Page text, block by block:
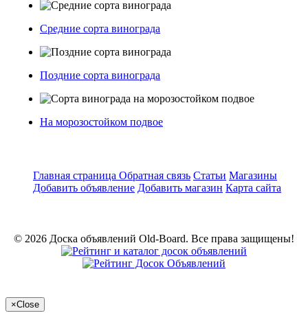
Средние сорта винограда
Поздние сорта винограда
На морозостойком подвое
Главная страница Обратная связь Статьи Магазины
Добавить объявление Добавить магазин Карта сайта
© 2026 Доска объявлений Old-Board. Все права защищены!
×Close